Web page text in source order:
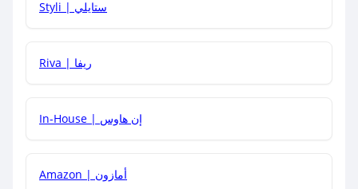
هل يمكنني جمع كود خصم مع العروض الأخرى؟
Styli | ستايلي
Riva | ريفا
In-House | إن هاوس
Amazon | أمازون